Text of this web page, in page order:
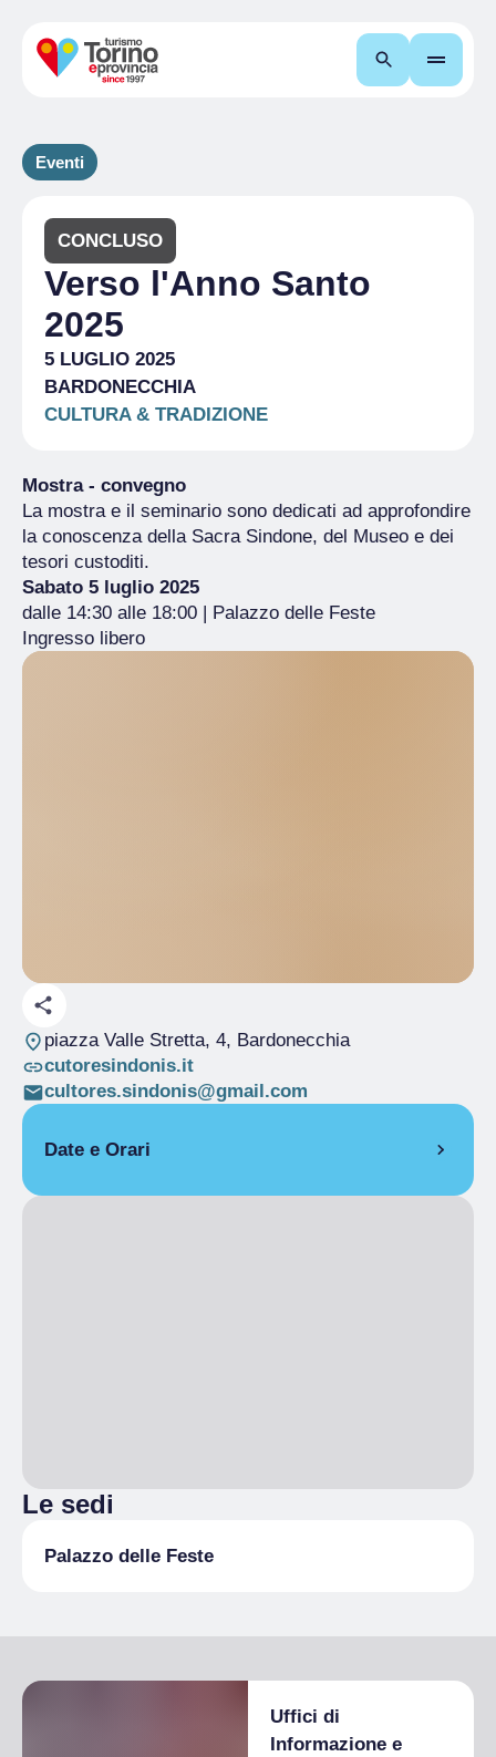
Cerca
Eventi
CONCLUSO
Verso l'Anno Santo
2025
5 LUGLIO 2025
BARDONECCHIA
CULTURA & TRADIZIONE
Mostra - convegno
La mostra e il seminario sono dedicati ad approfondire
la conoscenza della Sacra Sindone, del Museo e dei
tesori custoditi.
Sabato 5 luglio 2025
dalle 14:30 alle 18:00 | Palazzo delle Feste
Ingresso libero
piazza Valle Stretta, 4, Bardonecchia
cutoresindonis.it
cultores.sindonis@gmail.com
Date e Orari
Le sedi
Palazzo delle Feste
Uffici di
Informazione e